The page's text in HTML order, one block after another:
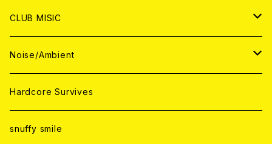
ANALOG
ANALOG
CD
ANALOG
CD
ANALOG
WORLD
CD
ANALOG
JAPAN
CD
ANALOG
WORLD
CD
ANALOG
CLUB MISIC
JAPAN
CD
ANALOG
WORLD
CD
Noise/Ambient
JAPAN
CD
WORLD
Hardcore Survives
snuffy smile